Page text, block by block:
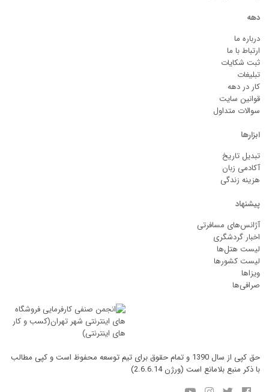
دهه
درباره ما
ارتباط با ما
ثبت شکایات
تبلیغات
کار در دهه
قوانین سایت
سوالات متداول
ابزارها
تبدیل تاریخ
آکادمی زبان
هزینه زندگی
پیشنهاد
آژانس‌های مسافرتی
اخبار گردشگری
لیست هتل‌ها
لیست کشورها
ویزاها
صرافی‌ها
حق کپی از سال 1390 و تمام حقوق برای تیم توسعه محفوظ است و کپی مطالب
با ذکر منبع بلامانع است (ورژن 2.6.6.14)